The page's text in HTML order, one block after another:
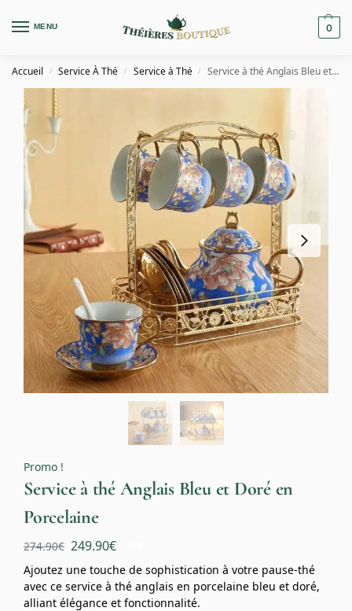
MENU 0
Accueil / Service À Thé / Service à Thé / Service à thé Anglais Bleu et Doré en Porcelaine
Promo !
Service à thé Anglais Bleu et Doré en
Porcelaine
274.90€ 249.90€
Ajoutez une touche de sophistication à votre pause-thé
avec ce service à thé anglais en porcelaine bleu et doré,
alliant élégance et fonctionnalité.